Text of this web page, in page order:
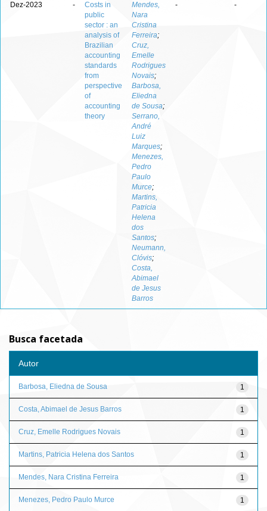
Dez-2023 -
Costs in
public
sector : an
analysis of
Brazilian
accounting
standards
from
perspective
of
accounting
theory
Mendes,
Nara
Cristina
Ferreira;
Cruz,
Emelle
Rodrigues
Novais;
Barbosa,
Eliedna
de Sousa;
Serrano,
André
Luiz
Marques;
Menezes,
Pedro
Paulo
Murce;
Martins,
Patricia
Helena
dos
Santos;
Neumann,
Clóvis;
Costa,
Abimael
de Jesus
Barros
- -
Busca facetada
Autor
1
Barbosa, Eliedna de Sousa
1
Costa, Abimael de Jesus Barros
1
Cruz, Emelle Rodrigues Novais
1
Martins, Patricia Helena dos Santos
1
Mendes, Nara Cristina Ferreira
1
Menezes, Pedro Paulo Murce